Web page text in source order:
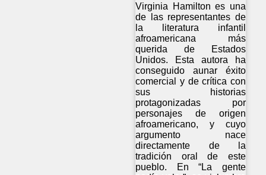
Virginia Hamilton es una
de las representantes de
la literatura infantil
afroamericana más
querida de Estados
Unidos. Esta autora ha
conseguido aunar éxito
comercial y de crítica con
sus historias
protagonizadas por
personajes de origen
afroamericano, y cuyo
argumento nace
directamente de la
tradición oral de este
pueblo. En “La gente